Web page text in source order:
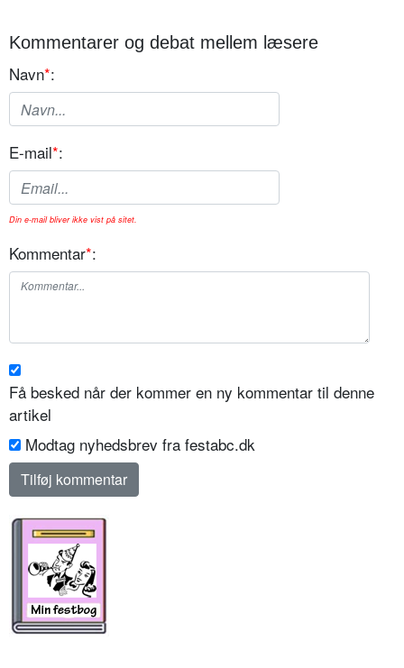
Kommentarer og debat mellem læsere
Navn*:
E-mail*:
Din e-mail bliver ikke vist på sitet.
Kommentar*:
Få besked når der kommer en ny kommentar til denne
artikel
Modtag nyhedsbrev fra festabc.dk